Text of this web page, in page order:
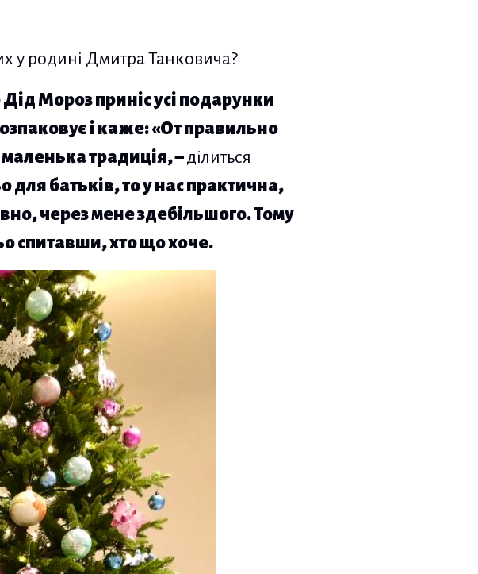
у родині Дмитра Танковича?
Мороз приніс усі подарунки
і каже: «От правильно
маленька традиція, –ділиться
для батьків, то у нас практична,
через мене здебільшого. Тому
спитавши, хто що хоче.